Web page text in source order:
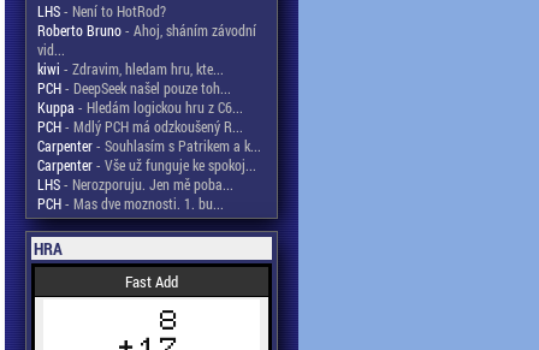
LHS- Není to HotRod?
Roberto Bruno- Ahoj, sháním závodní
vid...
kiwi - Zdravim, hledam hru, kte...
PCH- DeepSeek našel pouze toh...
Kuppa - Hledám logickou hru z C6...
PCH- Mdlý PCH má odzkoušený R...
Carpenter- Souhlasím s Patrikem a k...
Carpenter- Vše už funguje ke spokoj...
LHS- Nerozporuju. Jen mě poba...
PCH- Mas dve moznosti. 1. bu...
HRA
Fast Add